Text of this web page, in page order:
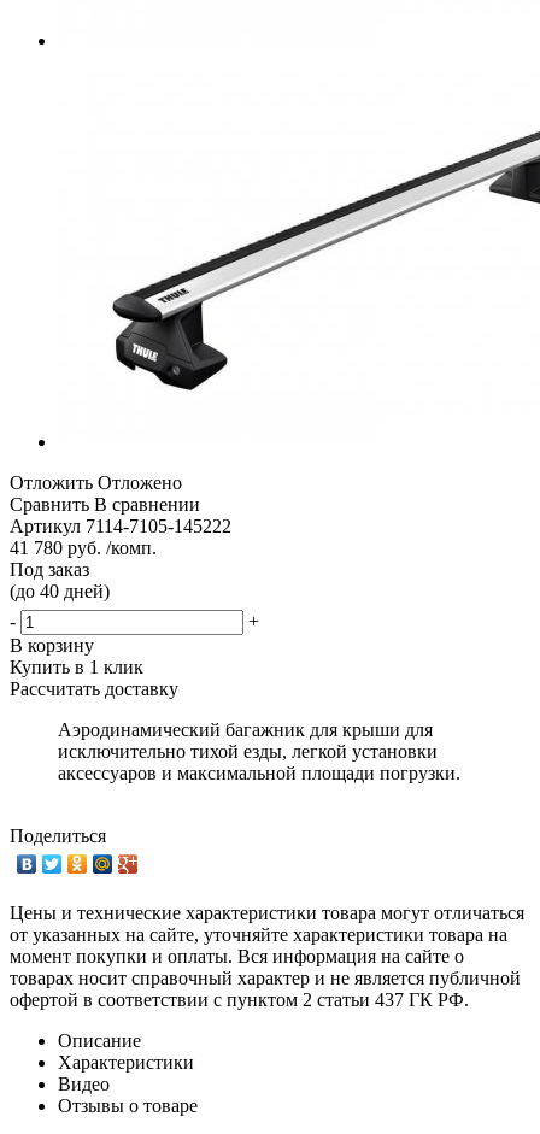
Отложить Отложено
Сравнить В сравнении
Артикул 7114-7105-145222
41 780 руб. /комп.
Под заказ
(до 40 дней)
-
+
В корзину
Купить в 1 клик
Рассчитать доставку
Аэродинамический багажник для крыши для
исключительно тихой езды, легкой установки
аксессуаров и максимальной площади погрузки.
Поделиться
Цены и технические характеристики товара могут отличаться
от указанных на сайте, уточняйте характеристики товара на
момент покупки и оплаты. Вся информация на сайте о
товарах носит справочный характер и не является публичной
офертой в соответствии с пунктом 2 статьи 437 ГК РФ.
Описание
Характеристики
Видео
Отзывы о товаре